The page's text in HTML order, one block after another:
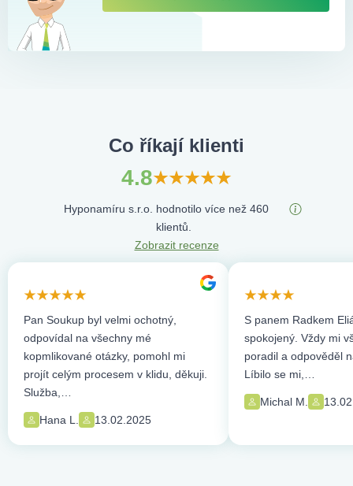
Co říkají klienti
4.8
Hyponamíru s.r.o. hodnotilo více než 460
klientů.
Zobrazit recenze
Pan Soukup byl velmi ochotný,
odpovídal na všechny mé
kopmlikované otázky, pomohl mi
projít celým procesem v klidu, děkuji.
Služba,…
Hana L. 13.02.2025
S panem Radkem
spokojený. Vždy mi
poradil a odpověděl
Líbilo se mi,…
Michal M.